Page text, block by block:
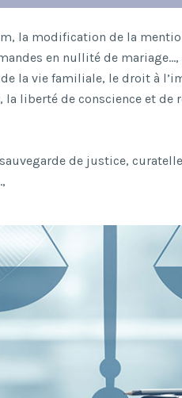
la modification de la
en nullité de mariage…,
la vie familiale, le droit à
liberté de conscience et
de justice,